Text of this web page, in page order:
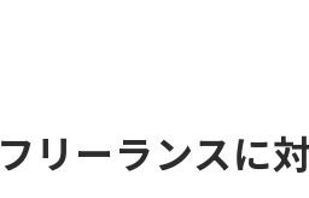
フリーランスに